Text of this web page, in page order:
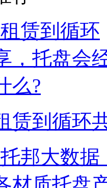
赁到循环